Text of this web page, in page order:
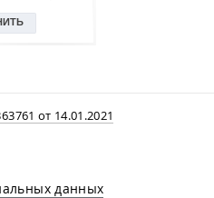
от 14.01.2021
данных